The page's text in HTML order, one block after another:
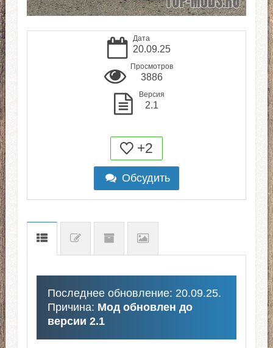
Дата
20.09.25
Просмотров
3886
Версия
2.1
+2
Обсудить
Последнее обновление: 20.09.25.
Причина: Мод обновлен до
версии 2.1